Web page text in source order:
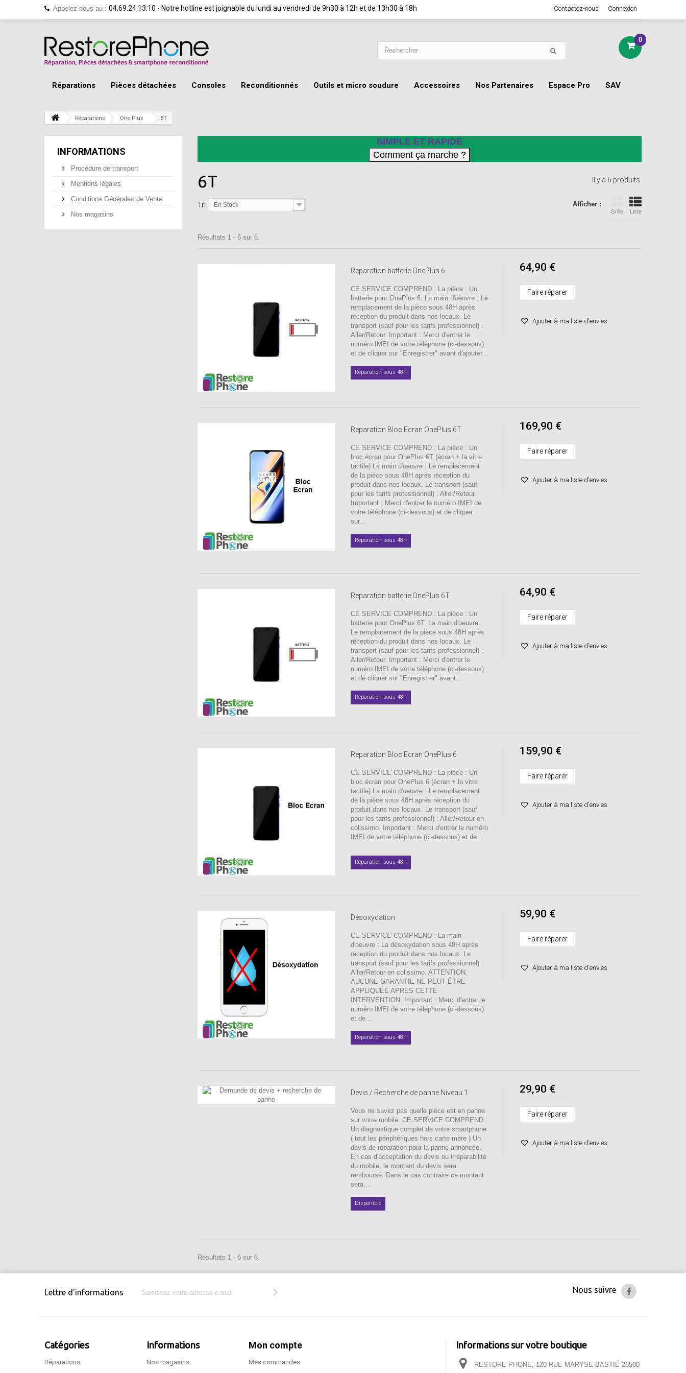
Connexion
Contactez-nous
Appelez-nous au : 04.69.24.13.10 - Notre hotline est joignable du lundi au vendredi de 9h30 à 12h et de 13h30 à 18h
0
Réparations Pièces détachées Consoles Reconditionnés Outils et micro soudure Accessoires Nos Partenaires Espace Pro SAV
Réparations One Plus 6T
INFORMATIONS
Procédure de transport
Mentions légales
Conditions Générales de Vente
Nos magasins
SIMPLE ET RAPIDE
6T Il y a 6 produits.
Afficher :
Grille Liste
Tri En Stock
Résultats 1 - 6 sur 6.
Reparation batterie OnePlus 6
CE SERVICE COMPREND : La pièce : Un
batterie pour OnePlus 6. La main d'oeuvre : Le
remplacement de la pièce sous 48H après
réception du produit dans nos locaux. Le
transport (sauf pour les tarifs professionnel) :
Aller/Retour. Important : Merci d'entrer le
numéro IMEI de votre téléphone (ci-dessous)
et de cliquer sur "Enregistrer" avant d'ajouter...
Réparation sous 48h
64,90 €
Faire réparer
Ajouter à ma liste d'envies
Reparation Bloc Ecran OnePlus 6T
CE SERVICE COMPREND : La pièce : Un
bloc écran pour OnePlus 6T (écran + la vitre
tactile) La main d'oeuvre : Le remplacement
de la pièce sous 48H après réception du
produit dans nos locaux. Le transport (sauf
pour les tarifs professionnel) : Aller/Retour.
Important : Merci d'entrer le numéro IMEI de
votre téléphone (ci-dessous) et de cliquer
sur...
Réparation sous 48h
169,90 €
Faire réparer
Ajouter à ma liste d'envies
Reparation batterie OnePlus 6T
CE SERVICE COMPREND : La pièce : Un
batterie pour OnePlus 6T. La main d'oeuvre :
Le remplacement de la pièce sous 48H après
réception du produit dans nos locaux. Le
transport (sauf pour les tarifs professionnel) :
Aller/Retour. Important : Merci d'entrer le
numéro IMEI de votre téléphone (ci-dessous)
et de cliquer sur "Enregistrer" avant...
Réparation sous 48h
64,90 €
Faire réparer
Ajouter à ma liste d'envies
Reparation Bloc Ecran OnePlus 6
CE SERVICE COMPREND : La pièce : Un
bloc écran pour OnePlus 6 (écran + la vitre
tactile) La main d'oeuvre : Le remplacement
de la pièce sous 48H après réception du
produit dans nos locaux. Le transport (sauf
pour les tarifs professionnel) : Aller/Retour en
colissimo. Important : Merci d'entrer le numéro
IMEI de votre téléphone (ci-dessous) et de...
Réparation sous 48h
159,90 €
Faire réparer
Ajouter à ma liste d'envies
Désoxydation
CE SERVICE COMPREND : La main
d'oeuvre : La désoxydation sous 48H après
réception du produit dans nos locaux. Le
transport (sauf pour les tarifs professionnel) :
Aller/Retour en colissimo. ATTENTION,
AUCUNE GARANTIE NE PEUT ÊTRE
APPLIQUÉE APRES CETTE
INTERVENTION. Important : Merci d'entrer le
numéro IMEI de votre téléphone (ci-dessous)
et de...
Réparation sous 48h
59,90 €
Faire réparer
Ajouter à ma liste d'envies
Devis / Recherche de panne Niveau 1
Vous ne savez pas quelle pièce est en panne
sur votre mobile. CE SERVICE COMPREND :
Un diagnostique complet de votre smartphone
( tout les périphériques hors carte mère ) Un
devis de réparation pour la panne annoncée.
En cas d'acceptation du devis ou irréparabilité
du mobile, le montant du devis sera
remboursé. Dans le cas contraire ce montant
sera...
Disponible
29,90 €
Faire réparer
Ajouter à ma liste d'envies
Résultats 1 - 6 sur 6.
Lettre d'informations Nous suivre
Catégories
Réparations
Informations
Nos magasins
Mon compte
Mes commandes
Informations sur votre boutique
RESTORE PHONE, 120 RUE MARYSE BASTIÉ 26500